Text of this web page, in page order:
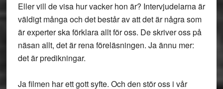
Eller vill de visa hur vacker hon är? Intervjudelarna är
väldigt många och det består av att det är några som
är experter ska förklara allt för oss. De skriver oss på
näsan allt, det är rena föreläsningen. Ja ännu mer:
det är predikningar.
Ja filmen har ett gott syfte. Och den stör oss i vår